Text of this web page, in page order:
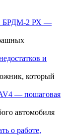
БРДМ-2 РХ —
и
который
— пошаговая
автомобиля
о работе,